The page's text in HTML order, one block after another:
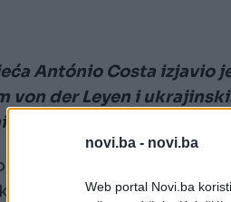
novi.ba - novi.ba
Web portal Novi.ba
António Costa izjavio
von der Leyen i
sedmica za
predsjednika
sedmica za Ukrajinu -